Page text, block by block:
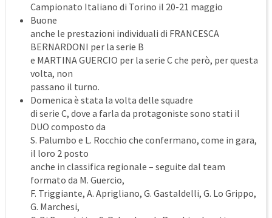
Campionato Italiano di Torino il 20-21 maggio
Buone
anche le prestazioni individuali di FRANCESCA
BERNARDONI per la serie B
e MARTINA GUERCIO per la serie C che però, per questa
volta, non
passano il turno.
Domenica è stata la volta delle squadre
di serie C, dove a farla da protagoniste sono stati il
DUO composto da
S. Palumbo e L. Rocchio che confermano, come in gara,
il loro 2 posto
anche in classifica regionale – seguite dal team
formato da M. Guercio,
F. Triggiante, A. Aprigliano, G. Gastaldelli, G. Lo Grippo,
G. Marchesi,